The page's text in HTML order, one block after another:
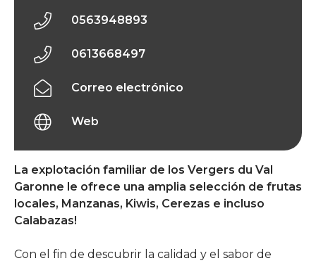
La explotación familiar de los Vergers du Val
Garonne le ofrece una amplia selección de frutas
locales, Manzanas, Kiwis, Cerezas e incluso
Calabazas!
Con el fin de descubrir la calidad y el sabor de
0563948893
0613668497
Correo electrónico
Web